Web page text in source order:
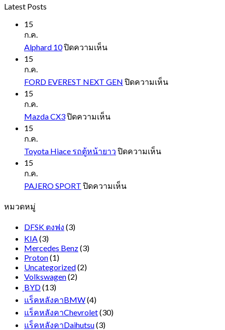
Latest Posts
15
ก.ค.
Alphard 10ปิดความเห็นบน
15
ก.ค.
FORD EVEREST NEXT GEN ปิดความเห็นบน
15
ก.ค.
Mazda CX3ปิดความเห็นบน
15
ก.ค.
Toyota Hiace รถตู้หน้ายาว ปิดความเห็นบน
15
ก.ค.
PAJERO SPORT ปิดความเห็นบน
หมวดหมู่
DFSK ตงฟง (3)
KIA(3)
Mercedes Benz(3)
Proton(1)
Uncategorized(2)
Volkswagen(2)
ฺBYD(13)
แร็คหลังคาBMW(4)
แร็คหลังคาChevrolet(30)
แร็คหลังคาDaihutsu(3)